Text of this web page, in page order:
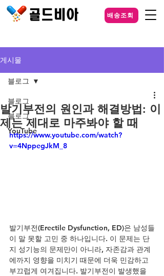
배송조회
게시물
블로그
블로그
YouTube
블로그
발기부전의 원인과 해결방법: 이
제는 제대로 마주봐야 할 때
https://www.youtube.com/watch?
v=4NppegJkM_8
발기부전(Erectile Dysfunction, ED)은 남성들
이 말 못할 고민 중 하나입니다. 이 문제는 단
지 성기능의 문제만이 아니라, 자존감과 관계
에까지 영향을 미치기 때문에 더욱 민감하고
부끄럽게 여겨집니다. 발기부전이 발생했을